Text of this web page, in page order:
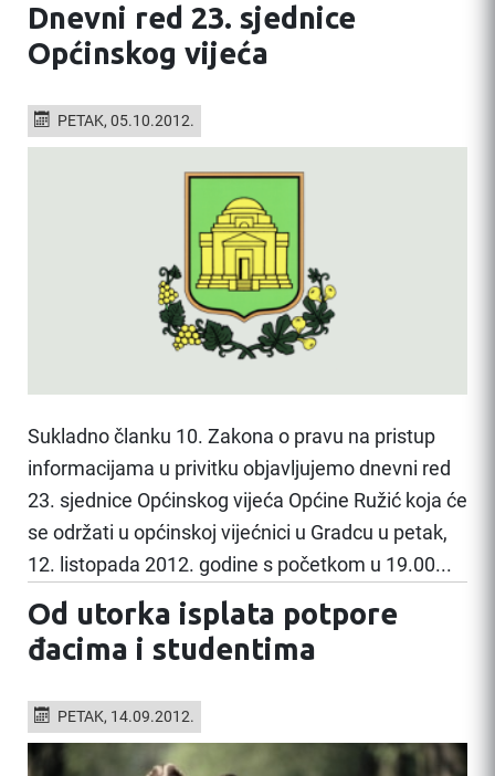
Dnevni red 23. sjednice
Općinskog vijeća
PETAK, 05.10.2012.
Sukladno članku 10. Zakona o pravu na pristup
informacijama u privitku objavljujemo dnevni red
23. sjednice Općinskog vijeća Općine Ružić koja će
se održati u općinskoj vijećnici u Gradcu u petak,
12. listopada 2012. godine s početkom u 19.00...
Od utorka isplata potpore
đacima i studentima
PETAK, 14.09.2012.